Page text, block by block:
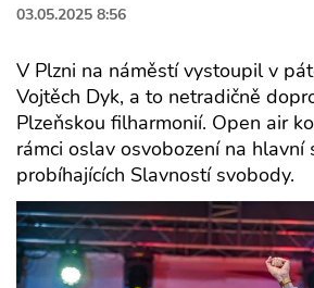
03.05.2025 8:56
V Plzni na náměstí vystoupil v
Vojtěch Dyk, a to netradičně
Plzeňskou filharmonií. Open air
rámci oslav osvobození na hlavní
probíhajících Slavností svobody.